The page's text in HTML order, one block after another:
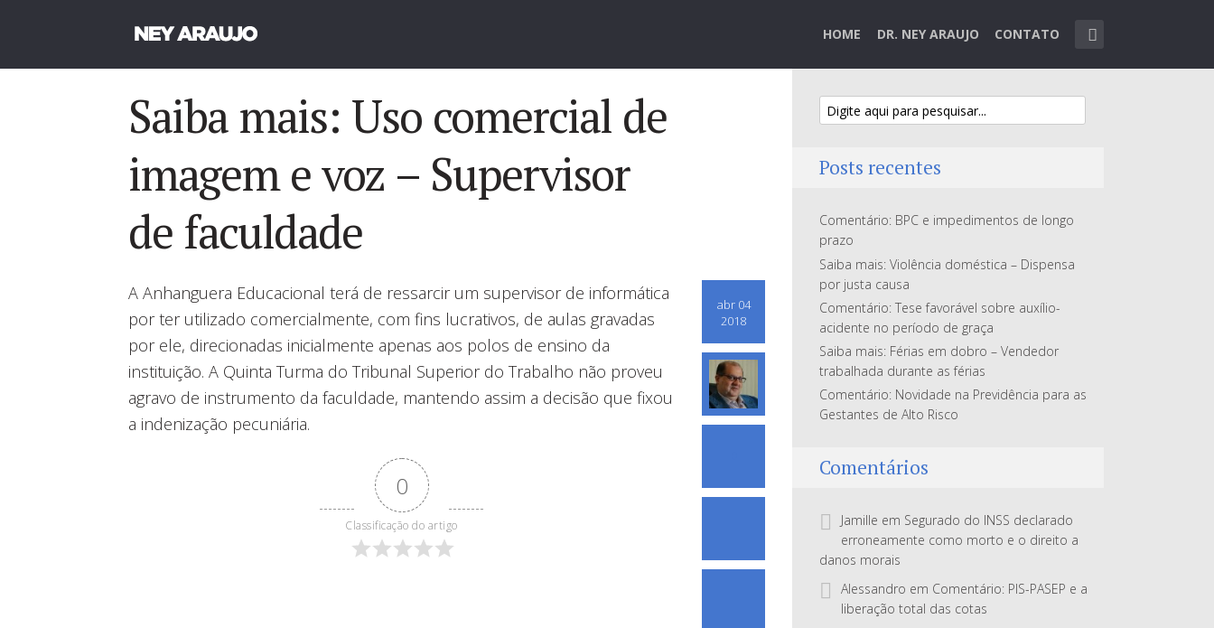
HOME DR. NEY ARAUJO CONTATO
Saiba mais: Uso comercial de
imagem e voz – Supervisor
de faculdade
abr 04
2018
A Anhanguera Educacional terá de ressarcir um supervisor de informática
por ter utilizado comercialmente, com fins lucrativos, de aulas gravadas
por ele, direcionadas inicialmente apenas aos polos de ensino da
instituição. A Quinta Turma do Tribunal Superior do Trabalho não proveu
agravo de instrumento da faculdade, mantendo assim a decisão que fixou
a indenização pecuniária.
0
Classificação do artigo
Posts recentes
Comentário: BPC e impedimentos de longo
prazo
Saiba mais: Violência doméstica – Dispensa
por justa causa
Comentário: Tese favorável sobre auxílio-
acidente no período de graça
Saiba mais: Férias em dobro – Vendedor
trabalhada durante as férias
Comentário: Novidade na Previdência para as
Gestantes de Alto Risco
Comentários
Jamille em Segurado do INSS declarado
erroneamente como morto e o direito a
danos morais
Alessandro em Comentário: PIS-PASEP e a
liberação total das cotas